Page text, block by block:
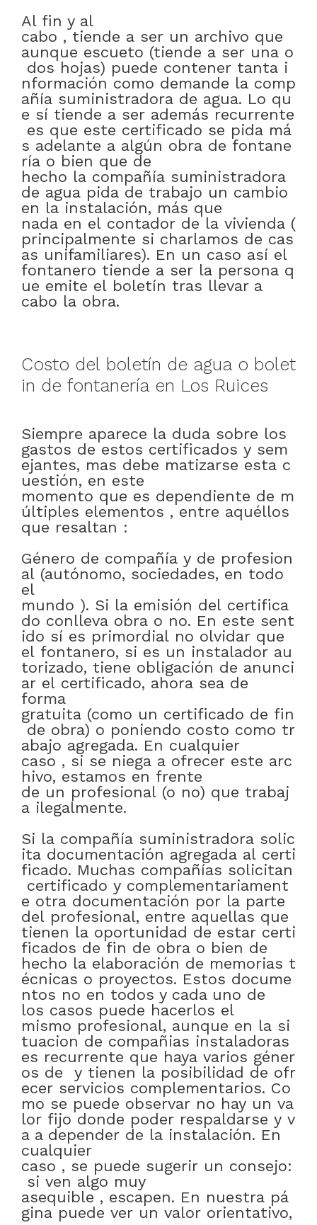
Al fin y al
cabo , tiende a ser un archivo que
aunque escueto (tiende a ser una o
dos hojas) puede contener tanta i
nformación como demande la comp
añía suministradora de agua. Lo qu
e sí tiende a ser además recurrente
es que este certificado se pida má
s adelante a algún obra de fontane
ría o bien que de
hecho la compañía suministradora
de agua pida de trabajo un cambio
en la instalación, más que
nada en el contador de la vivienda (
principalmente si charlamos de cas
as unifamiliares). En un caso así el
fontanero tiende a ser la persona q
ue emite el boletín tras llevar a
cabo la obra.
Costo del boletín de agua o bolet
in de fontanería en Los Ruices
Siempre aparece la duda sobre los
gastos de estos certificados y sem
ejantes, mas debe matizarse esta c
uestión, en este
momento que es dependiente de m
últiples elementos , entre aquéllos
que resaltan :
Género de compañía y de profesion
al (autónomo, sociedades, en todo
el
mundo ). Si la emisión del certifica
do conlleva obra o no. En este sent
ido sí es primordial no olvidar que
el fontanero, si es un instalador au
torizado, tiene obligación de anunci
ar el certificado, ahora sea de
forma
gratuita (como un certificado de fin
de obra) o poniendo costo como tr
abajo agregada. En cualquier
caso , si se niega a ofrecer este arc
hivo, estamos en frente
de un profesional (o no) que trabaj
a ilegalmente.
Si la compañía suministradora solic
ita documentación agregada al certi
ficado. Muchas compañías solicitan
certificado y complementariament
e otra documentación por la parte
del profesional, entre aquellas que
tienen la oportunidad de estar certi
ficados de fin de obra o bien de
hecho la elaboración de memorias t
écnicas o proyectos. Estos docume
ntos no en todos y cada uno de
los casos puede hacerlos el
mismo profesional, aunque en la si
tuacion de compañias instaladoras
es recurrente que haya varios géner
os de y tienen la posibilidad de ofr
ecer servicios complementarios. Co
mo se puede observar no hay un va
lor fijo donde poder respaldarse y v
a a depender de la instalación. En
cualquier
caso , se puede sugerir un consejo:
si ven algo muy
asequible , escapen. En nuestra pá
gina puede ver un valor orientativo,